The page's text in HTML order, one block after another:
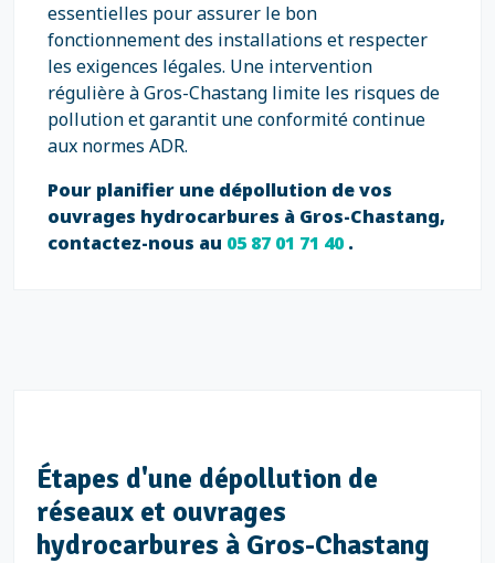
essentielles pour assurer le bon
fonctionnement des installations et respecter
les exigences légales. Une intervention
régulière à Gros-Chastang limite les risques de
pollution et garantit une conformité continue
aux normes ADR.
Pour planifier une dépollution de vos
ouvrages hydrocarbures à Gros-Chastang,
contactez-nous au 05 87 01 71 40.
Étapes d'une dépollution de
réseaux et ouvrages
hydrocarbures à Gros-Chastang